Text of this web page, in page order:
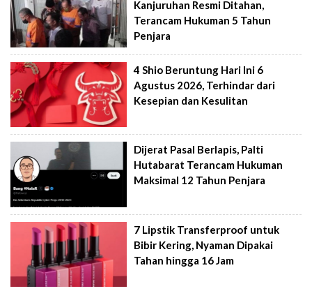
Kanjuruhan Resmi Ditahan,
Terancam Hukuman 5 Tahun
Penjara
4 Shio Beruntung Hari Ini 6
Agustus 2026, Terhindar dari
Kesepian dan Kesulitan
Dijerat Pasal Berlapis, Palti
Hutabarat Terancam Hukuman
Maksimal 12 Tahun Penjara
7 Lipstik Transferproof untuk
Bibir Kering, Nyaman Dipakai
Tahan hingga 16 Jam